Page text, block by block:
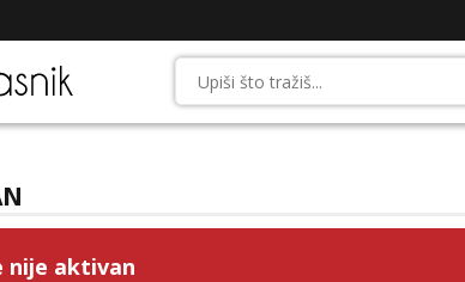
nije aktivan